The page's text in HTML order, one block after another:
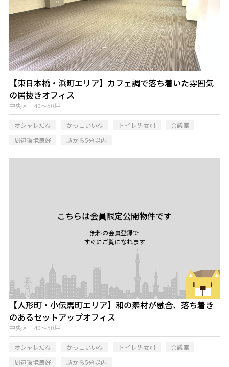
【東日本橋・浜町エリア】カフェ調で落ち着いた雰囲気
の居抜きオフィス
中央区 40～50坪
オシャレだね かっこいいね トイレ男女別
会議室
周辺環境良好
駅から5分以内
こちらは会員限定公開物件です
無料の会員登録で
すぐにご覧になれます
【人形町・小伝馬町エリア】和の素材が融合、落ち着き
のあるセットアップオフィス
中央区 40～50坪
オシャレだね かっこいいね トイレ男女別
会議室
周辺環境良好
駅から5分以内